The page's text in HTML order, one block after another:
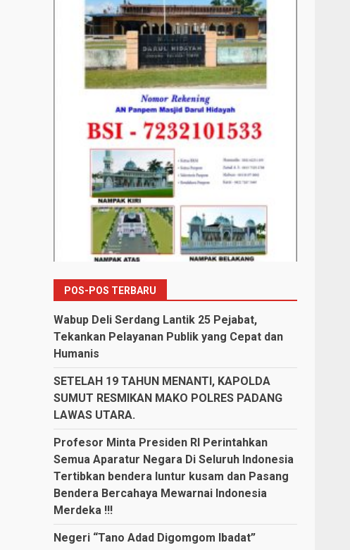
POS-POS TERBARU
Wabup Deli Serdang Lantik 25 Pejabat,
Tekankan Pelayanan Publik yang Cepat dan
Humanis
SETELAH 19 TAHUN MENANTI, KAPOLDA
SUMUT RESMIKAN MAKO POLRES PADANG
LAWAS UTARA.
Profesor Minta Presiden RI Perintahkan
Semua Aparatur Negara Di Seluruh Indonesia
Tertibkan bendera luntur kusam dan Pasang
Bendera Bercahaya Mewarnai Indonesia
Merdeka !!!
Negeri “Tano Adad Digomgom Ibadat”